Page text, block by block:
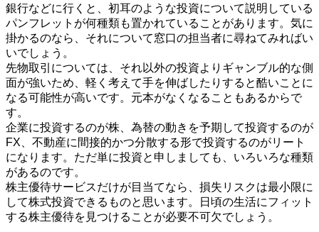
銀行などに行くと、初耳のような投資について説明している
パンフレットが何種類も置かれていることがあります。気に
掛かるのなら、それについて窓口の担当者に尋ねてみればい
いでしょう。
先物取引については、それ以外の投資よりギャンブル的な側
面が強いため、軽く考えて手を伸ばしたりすると酷いことに
なる可能性が高いです。元本がなくなることもあるからで
す。
企業に投資するのが株、為替の動きを予期して投資するのが
FX、不動産に間接的かつ分散する形で投資するのがリート
になります。ただ単に投資と申しましても、いろいろな種類
があるのです。
株主優待サービスだけが目当てなら、損失リスクは最小限に
して株式投資できるものと思います。日頃の生活にフィット
する株主優待を見つけることが必要不可欠でしょう。